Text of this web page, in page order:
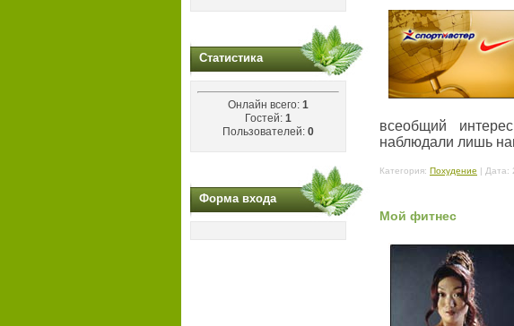
Статистика
Онлайн всего: 1
Гостей: 1
Пользователей: 0
Форма входа
всеобщий
наблюдали лишь
Категория: Похудение | Дата:
Мой фитнес